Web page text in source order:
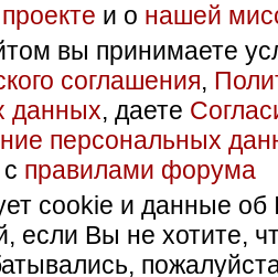
и о нашей
вы принимаете
соглашения,
данных, даете
персональных
правилами форума
cookie и данные об
если Вы не хотите,